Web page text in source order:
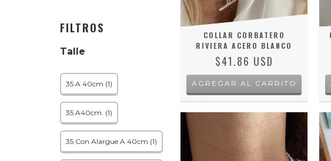
FILTROS
Talle
35 A 40cm (1)
35 A40cm. (1)
35 Con Alargue A 40cm (1)
COLLAR CORBATERO
RIVIERA ACERO BLANCO
$41.86 USD